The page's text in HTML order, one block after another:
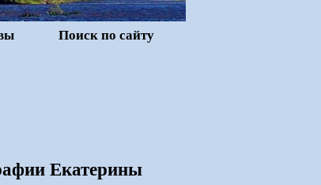
Поиск по сайту
Екатерины